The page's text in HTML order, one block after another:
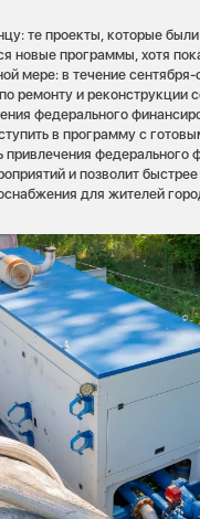
те проекты, которые
новые программы, хотя
мере: в течение
ремонту и реконструкции
федерального
в программу с
федерального
и позволит
для жителей